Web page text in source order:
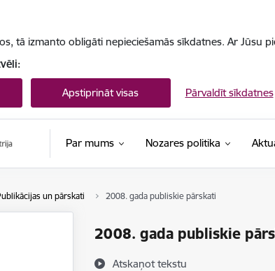
tā izmanto obligāti nepieciešamās sīkdatnes. Ar Jūsu
Apstiprināt visas Pārvaldīt sīkdatnes
Par mums Nozares politika
un pārskati 2008. gada publiskie pārskati
2008. gada publiskie
Atskaņot tekstu